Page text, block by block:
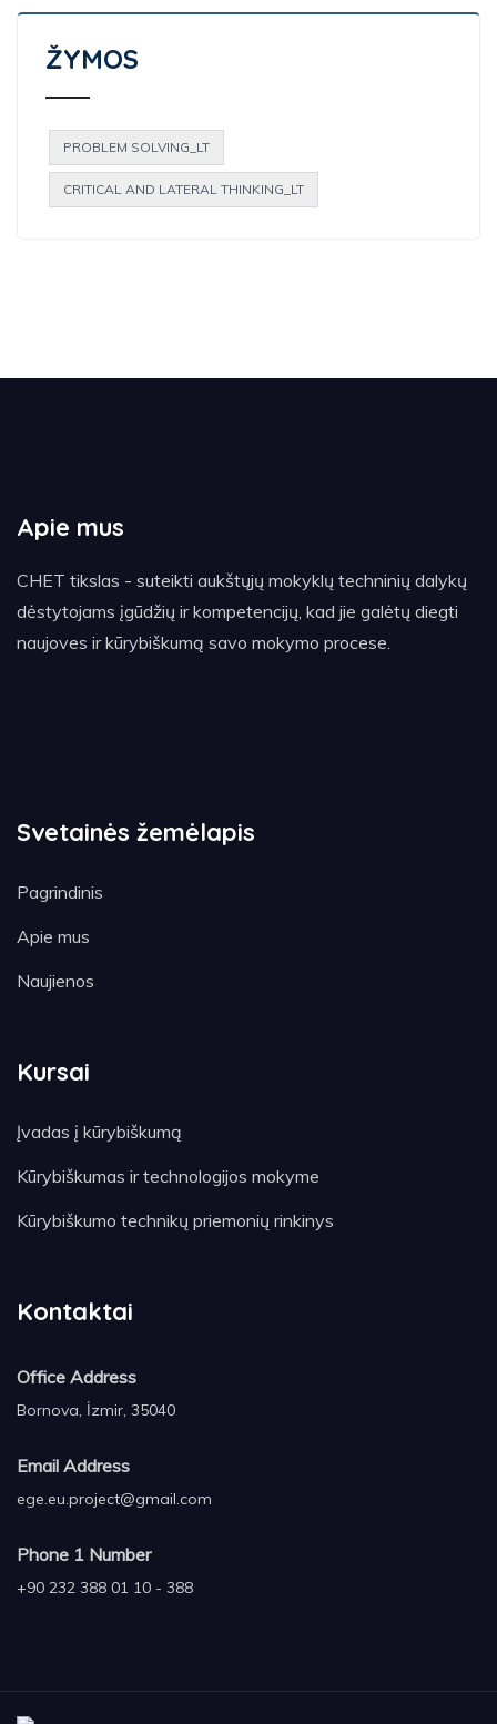
ŽYMOS
PROBLEM SOLVING_LT
CRITICAL AND LATERAL THINKING_LT
Apie mus
CHET tikslas - suteikti aukštųjų mokyklų techninių dalykų
dėstytojams įgūdžių ir kompetencijų, kad jie galėtų diegti
naujoves ir kūrybiškumą savo mokymo procese.
Svetainės žemėlapis
Pagrindinis
Apie mus
Naujienos
Kursai
Įvadas į kūrybiškumą
Kūrybiškumas ir technologijos mokyme
Kūrybiškumo technikų priemonių rinkinys
Kontaktai
Office Address
Bornova, İzmir, 35040
Email Address
ege.eu.project@gmail.com
Phone 1 Number
+90 232 388 01 10 - 388